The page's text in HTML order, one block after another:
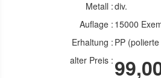
Metall :div.
Auflage : 15000
Erhaltung : PP
alter Preis :